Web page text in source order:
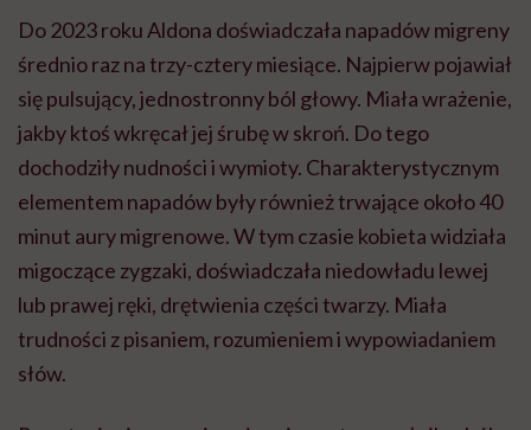
Do 2023 roku Aldona doświadczała napadów migreny
średnio raz na trzy-cztery miesiące. Najpierw pojawiał
się pulsujący, jednostronny ból głowy. Miała wrażenie,
jakby ktoś wkręcał jej śrubę w skroń. Do tego
dochodziły nudności i wymioty. Charakterystycznym
elementem napadów były również trwające około 40
minut aury migrenowe. W tym czasie kobieta widziała
migoczące zygzaki, doświadczała niedowładu lewej
lub prawej ręki, drętwienia części twarzy. Miała
trudności z pisaniem, rozumieniem i wypowiadaniem
słów.